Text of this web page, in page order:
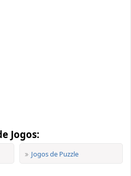
Jogos:
Jogos de Puzzle